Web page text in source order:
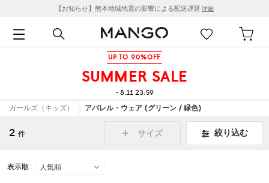
【お知らせ】熊本地域地震の影響による配送遅延 詳細
UP TO 90%OFF
SUMMER SALE
- 8.11 23:59
ガールズ（キッズ）
アパレル・ウェア (グリーン / 緑色)
2 件 サイズ 絞り込む
表示順 :